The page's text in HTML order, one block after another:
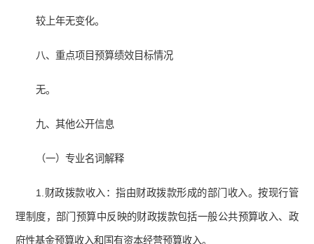
较上年无变化。
八、重点项目预算绩效目标情况
无。
九、其他公开信息
（一）专业名词解释
1.财政拨款收入：指由财政拨款形成的部门收入。按现行管
理制度，部门预算中反映的财政拨款包括一般公共预算收入、政
府性基金预算收入和国有资本经营预算收入。